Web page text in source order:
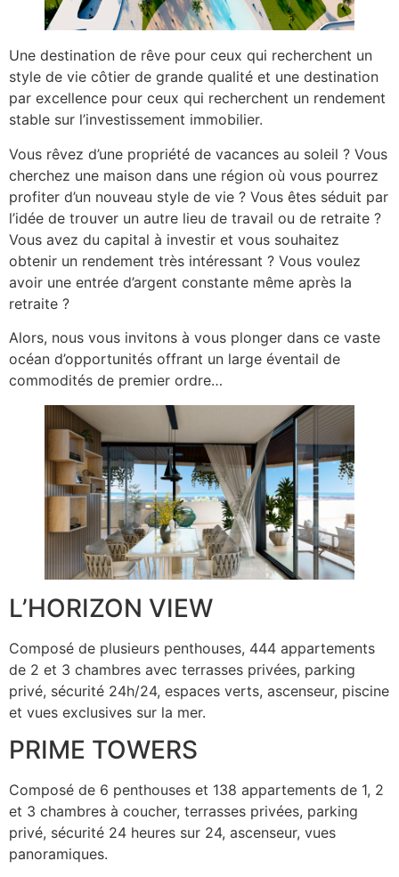
Une destination de rêve pour ceux qui recherchent un
style de vie côtier de grande qualité et une destination
par excellence pour ceux qui recherchent un rendement
stable sur l’investissement immobilier.
Vous rêvez d’une propriété de vacances au soleil ? Vous
cherchez une maison dans une région où vous pourrez
profiter d’un nouveau style de vie ? Vous êtes séduit par
l’idée de trouver un autre lieu de travail ou de retraite ?
Vous avez du capital à investir et vous souhaitez
obtenir un rendement très intéressant ? Vous voulez
avoir une entrée d’argent constante même après la
retraite ?
Alors, nous vous invitons à vous plonger dans ce vaste
océan d’opportunités offrant un large éventail de
commodités de premier ordre…
L’HORIZON VIEW
Composé de plusieurs penthouses, 444 appartements
de 2 et 3 chambres avec terrasses privées, parking
privé, sécurité 24h/24, espaces verts, ascenseur, piscine
et vues exclusives sur la mer.
PRIME TOWERS
Composé de 6 penthouses et 138 appartements de 1, 2
et 3 chambres à coucher, terrasses privées, parking
privé, sécurité 24 heures sur 24, ascenseur, vues
panoramiques.